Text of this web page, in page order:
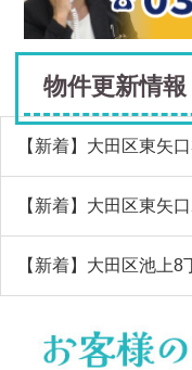
物件更新情報
【新着】大田区東矢
【新着】大田区東矢
【新着】大田区池上